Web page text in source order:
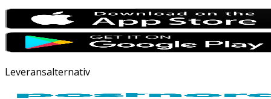
Leveransalternativ